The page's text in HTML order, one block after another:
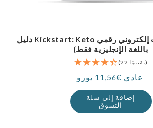
دليل Kickstart: Keto للمبتدئين (كتاب إلكتروني رقمي
باللغة الإنجليزية فقط)
(22 تقييمًا)
سعر عادي €11,56 يورو
إضافة إلى سلة
التسوق